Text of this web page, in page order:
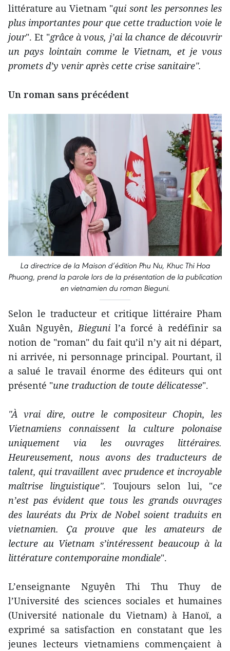
littérature au Vietnam "qui sont les personnes les
plus importantes pour que cette traduction voie le
jour". Et "grâce à vous, j’ai la chance de découvrir
un pays lointain comme le Vietnam, et je vous
promets d’y venir après cette crise sanitaire".
Un roman sans précédent
La directrice de la Maison d’édition Phu Nu, Khuc Thi Hoa
Phuong, prend la parole lors de la présentation de la publication
en vietnamien du roman Bieguni.
Selon le traducteur et critique littéraire Pham
Xuân Nguyên,Biegunil’a forcé à redéfinir sa
notion de "roman" du fait qu’il n’y ait ni départ,
ni arrivée, ni personnage principal. Pourtant, il
a salué le travail énorme des éditeurs qui ont
présenté "une traduction de toute délicatesse".
"À vrai dire, outre le compositeur Chopin, les
Vietnamiens connaissent la culture polonaise
uniquement via les ouvrages littéraires.
Heureusement, nous avons des traducteurs de
talent, qui travaillent avec prudence et incroyable
maîtrise linguistique". Toujours selon lui, "ce
n’est pas évident que tous les grands ouvrages
des lauréats du Prix de Nobel soient traduits en
vietnamien. Ça prouve que les amateurs de
lecture au Vietnam s’intéressent beaucoup à la
littérature contemporaine mondiale".
L’enseignante Nguyên Thi Thu Thuy de
l’Université des sciences sociales et humaines
(Université nationale du Vietnam) à Hanoï, a
exprimé sa satisfaction en constatant que les
jeunes lecteurs vietnamiens commençaient à